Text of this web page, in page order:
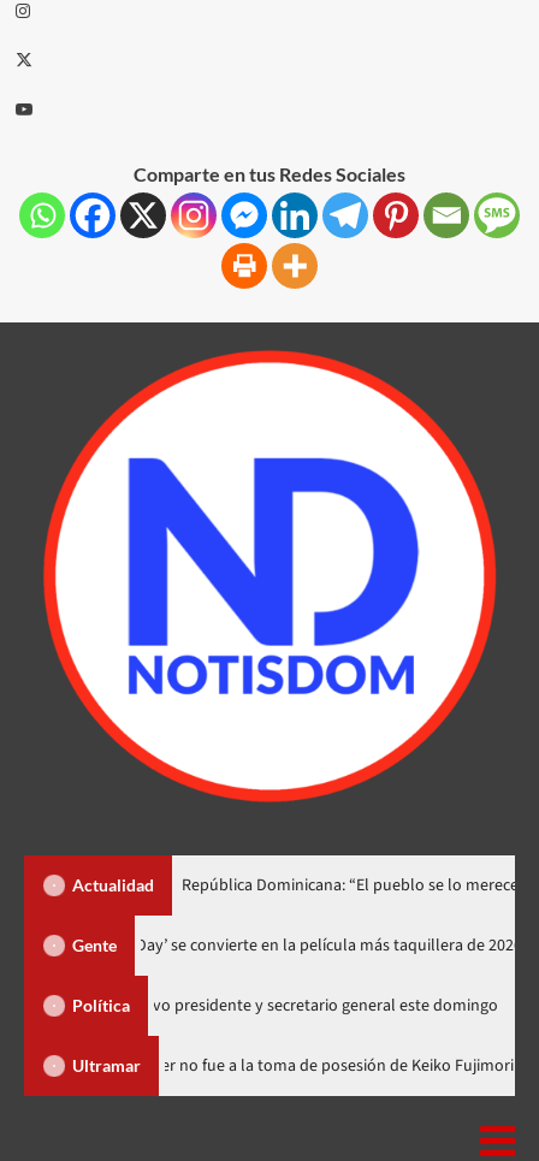
Comparte en tus Redes Sociales
Actualidad
dedica a República Dominicana: “El pueblo se lo merece”
Gente
‘Spider-Man: Brand New Day’ se convierte en la película más
Política
nuevo presidente y secretario general este domingo
Ultramar Luis Abinader no fue a la toma de posesión de